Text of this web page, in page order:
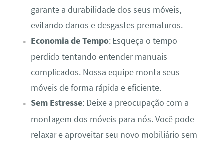
garante a durabilidade dos seus móveis,
evitando danos e desgastes prematuros.
Economia de Tempo: Esqueça o tempo
perdido tentando entender manuais
complicados. Nossa equipe monta seus
móveis de forma rápida e eficiente.
Sem Estresse: Deixe a preocupação com a
montagem dos móveis para nós. Você pode
relaxar e aproveitar seu novo mobiliário sem